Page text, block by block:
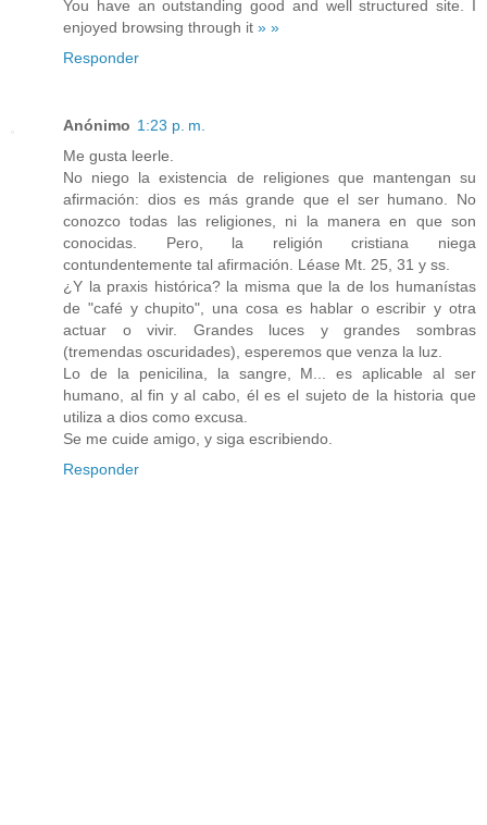
You have an outstanding good and well structured site. I
enjoyed browsing through it » »
Responder
Anónimo 1:23 p. m.
Me gusta leerle.
No niego la existencia de religiones que mantengan su
afirmación: dios es más grande que el ser humano. No
conozco todas las religiones, ni la manera en que son
conocidas. Pero, la religión cristiana niega
contundentemente tal afirmación. Léase Mt. 25, 31 y ss.
¿Y la praxis histórica? la misma que la de los humanístas
de "café y chupito", una cosa es hablar o escribir y otra
actuar o vivir. Grandes luces y grandes sombras
(tremendas oscuridades), esperemos que venza la luz.
Lo de la penicilina, la sangre, M... es aplicable al ser
humano, al fin y al cabo, él es el sujeto de la historia que
utiliza a dios como excusa.
Se me cuide amigo, y siga escribiendo.
Responder